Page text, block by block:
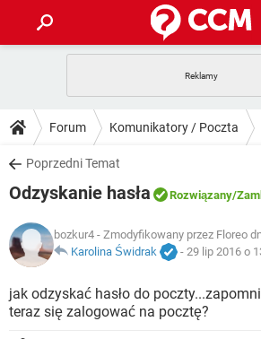
GRY
SPOTIFY
INSTAGRAM
WINDOWS 10
PORADY
PlayStation TIKTOK
INSTAGRAM
WINDOWS 10
DO POBRANIA
ANDROID TIKTOK
GRY
IOS NETFLIX
INSTAGRAM
WINDOWS 10
FORUM
COVID-19 TIKTOK
GRY
SPOTIFY NETFLIX
ARTYKUŁY
COVID-19
GRY
Forum Komunikatory / Poczta
Poprzedni Temat
Odzyskanie hasła Rozwiązany/
bozkur4 - Zmodyfikowany przez Floreo
Karolina Świdrak
- 29 lip 2016 o
jak odzyskać hasło do
teraz się zalogować na pocztę?